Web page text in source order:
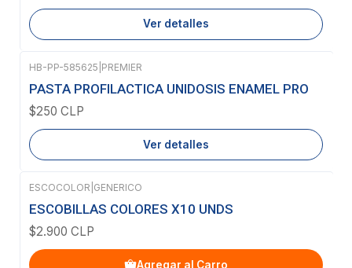
Ver detalles
Agotado
HB-PP-585625 PREMIER
PASTA PROFILACTICA UNIDOSIS ENAMEL PRO
$250 CLP
Ver detalles
ESCOCOLOR GENERICO
ESCOBILLAS COLORES X10 UNDS
$2.900 CLP
Agregar al Carro